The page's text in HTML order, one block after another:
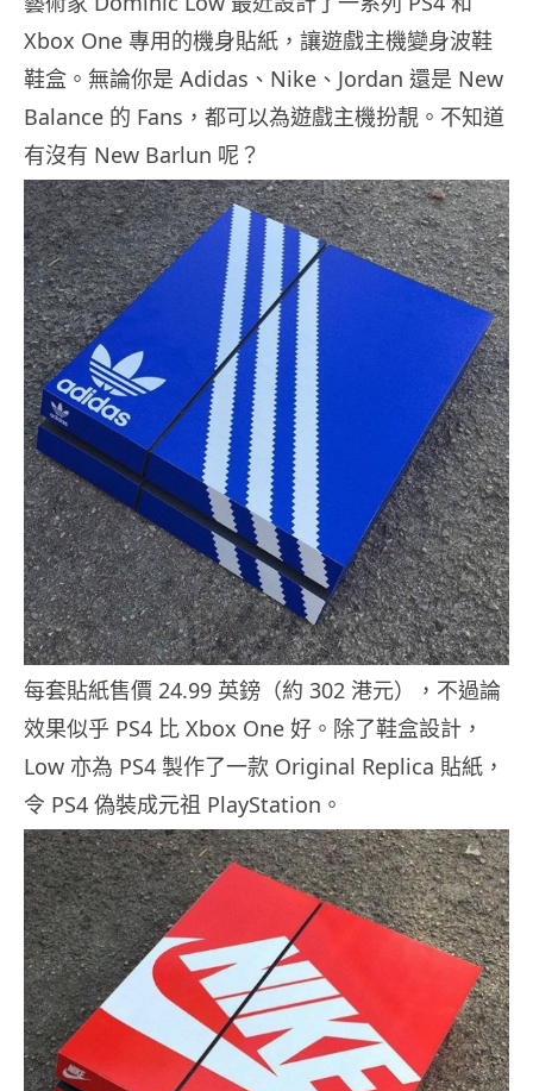
Xbox One 專用的機身貼紙，讓遊戲主機變身波鞋
鞋盒。無論你是 Adidas、Nike、Jordan 還是 New
Balance 的 Fans，都可以為遊戲主機扮靚。不知道
有沒有 New Barlun 呢？
每套貼紙售價 24.99 英鎊（約 302 港元），不過論
效果似乎 PS4 比 Xbox One 好。除了鞋盒設計，
Low 亦為 PS4 製作了一款 Original Replica 貼紙，
令 PS4 偽裝成元祖 PlayStation。